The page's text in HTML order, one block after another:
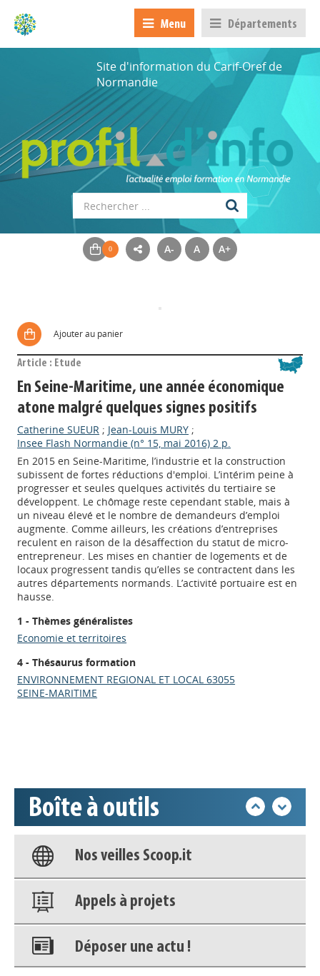
Menu Départements
Site d'information du Carif-Oref de
Normandie
A- A A+
Ajouter au panier
Article : Etude
En Seine-Maritime, une année économique
atone malgré quelques signes positifs
Catherine SUEUR ; Jean-Louis MURY ;
Insee Flash Normandie (n° 15, mai 2016) 2 p.
En 2015 en Seine-Maritime, l’industrie et la construction
subissent de fortes réductions d'emploi. L’intérim peine à
progresser et seules quelques activités du tertiaire se
développent. Le chômage reste cependant stable, mais à
un niveau élevé et le nombre de demandeurs d’emploi
augmente. Comme ailleurs, les créations d’entreprises
reculent en raison de la désaffection du statut de micro-
entrepreneur. Les mises en chantier de logements et de
locaux progressent tandis qu’elles se contractent dans les
autres départements normands. L’activité portuaire est en
hausse.
1 - Thèmes généralistes
Economie et territoires
4 - Thésaurus formation
ENVIRONNEMENT REGIONAL ET LOCAL 63055
SEINE-MARITIME
Boîte à outils
Appels à projets
Base documentaire
Nos veilles Scoop.it
Appels à projets
Déposer une actu !